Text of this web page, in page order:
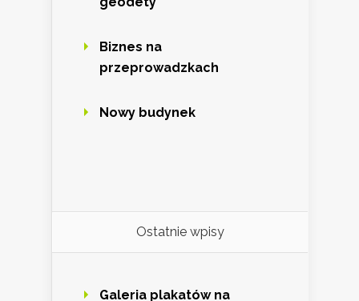
Biznes na
przeprowadzkach
Nowy budynek
Ostatnie wpisy
Galeria plakatów na